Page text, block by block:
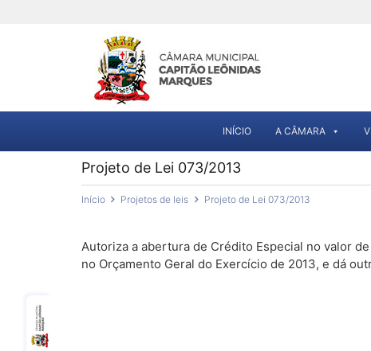
INÍCIO A CÂMARA
Projeto de Lei 073/2013
Início Projetos de leis Projeto de Lei 073/2013
Autoriza a abertura de Crédito Especial no valor
no Orçamento Geral do Exercício de 2013, e dá